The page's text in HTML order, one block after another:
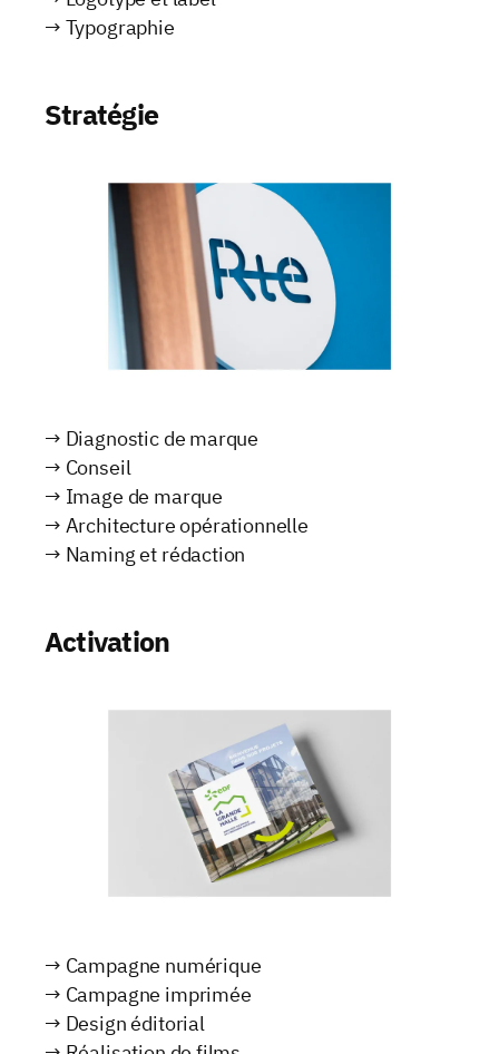
→ Typographie
Stratégie
→ Diagnostic de marque
→ Conseil
→ Image de marque
→ Architecture opérationnelle
→ Naming et rédaction
Activation
→ Campagne numérique
→ Campagne imprimée
→ Design éditorial